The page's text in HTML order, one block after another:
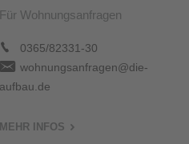
Für Wohnungsanfragen
0365/82331-30
wohnungsanfragen@die-
aufbau.de
MEHR INFOS